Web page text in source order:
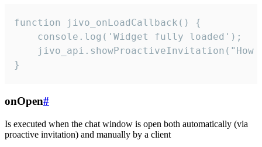
function jivo_onLoadCallback() {
    console.log('Widget fully loaded');
jivo_api.showProactiveInvitation("How
}
onOpen#
Is executed when the chat window is open both automatically (via
proactive invitation) and manually by a client